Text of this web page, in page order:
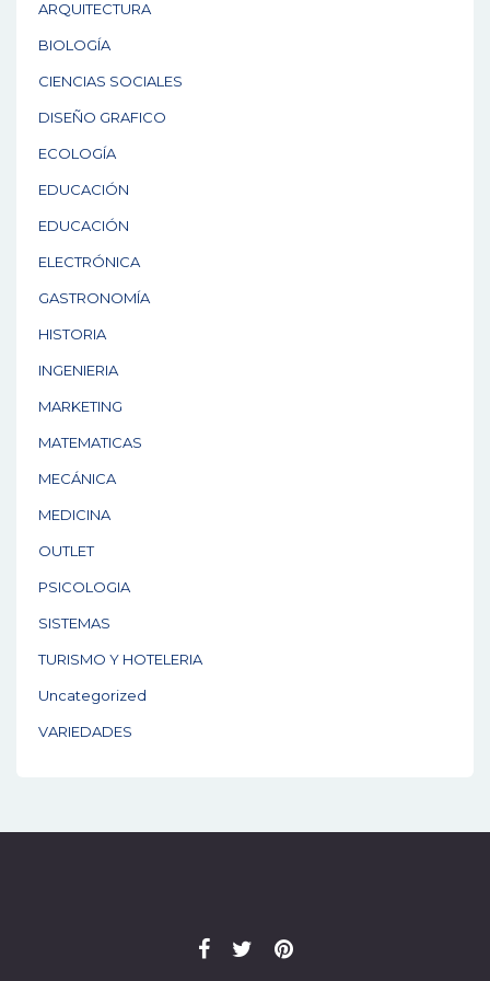
ARQUITECTURA
BIOLOGÍA
CIENCIAS SOCIALES
DISEÑO GRAFICO
ECOLOGÍA
EDUCACIÓN
EDUCACIÓN
ELECTRÓNICA
GASTRONOMÍA
HISTORIA
INGENIERIA
MARKETING
MATEMATICAS
MECÁNICA
MEDICINA
OUTLET
PSICOLOGIA
SISTEMAS
TURISMO Y HOTELERIA
Uncategorized
VARIEDADES